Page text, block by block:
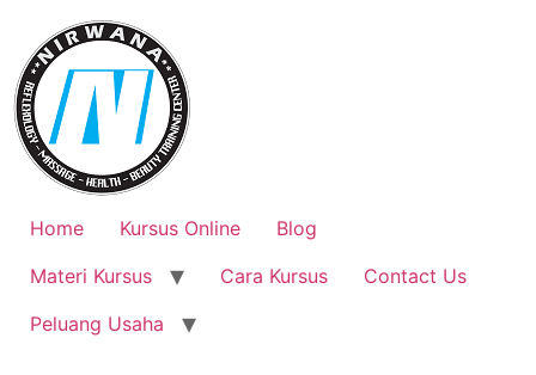
content
Home Kursus Online
Blog
Materi Kursus
Cara Kursus
Contact Us
Peluang Usaha